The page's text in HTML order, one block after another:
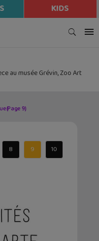
KIDS
au musée Grévin, Zoo Art
(Page 9)
8 9 10